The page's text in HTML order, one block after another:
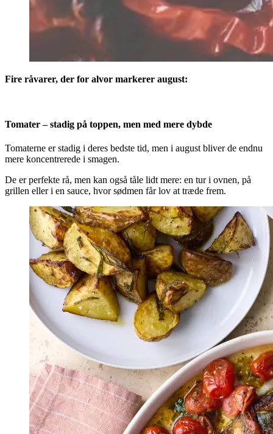
Fire råvarer, der for alvor markerer august:
Tomater – stadig på toppen, men med mere dybde
Tomaterne er stadig i deres bedste tid, men i august bliver de endnu
mere koncentrerede i smagen.
De er perfekte rå, men kan også tåle lidt mere: en tur i ovnen, på
grillen eller i en sauce, hvor sødmen får lov at træde frem.